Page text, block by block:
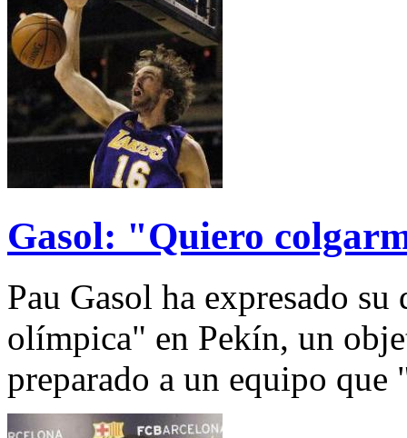
Gasol: "Quiero
Pau Gasol ha expresado
olímpica" en Pekín, un
preparado a un equipo que